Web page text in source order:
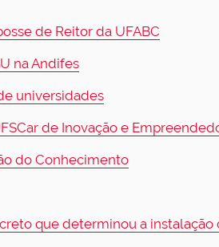
de Reitor da UFABC
na Andifes
universidades
de Inovação e
do Conhecimento
que determinou a